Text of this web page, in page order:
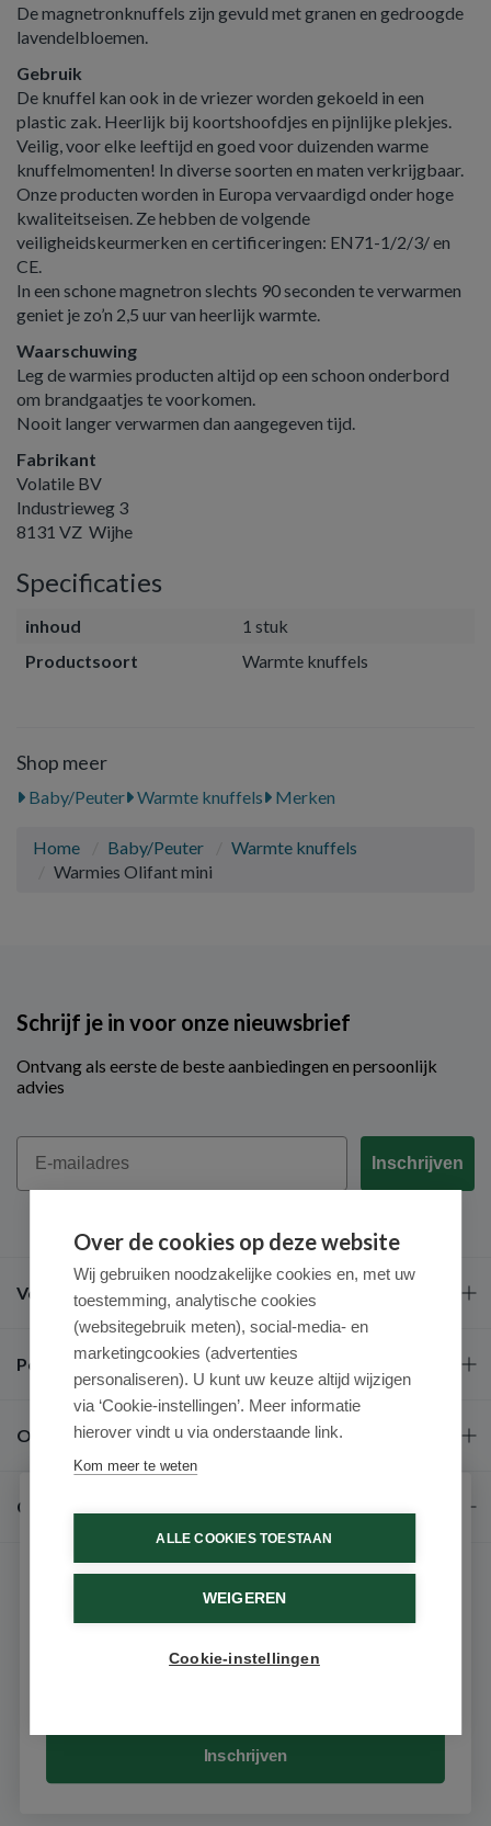
De magnetronknuffels zijn gevuld met granen en gedroogde
lavendelbloemen.
Gebruik
De knuffel kan ook in de vriezer worden gekoeld in een
plastic zak. Heerlijk bij koortshoofdjes en pijnlijke plekjes.
Veilig, voor elke leeftijd en goed voor duizenden warme
knuffelmomenten! In diverse soorten en maten verkrijgbaar.
Onze producten worden in Europa vervaardigd onder hoge
kwaliteitseisen. Ze hebben de volgende
veiligheidskeurmerken en certificeringen: EN71-1/2/3/ en
CE.
In een schone magnetron slechts 90 seconden te verwarmen
geniet je zo’n 2,5 uur van heerlijk warmte.
Waarschuwing
Leg de warmies producten altijd op een schoon onderbord
om brandgaatjes te voorkomen.
Nooit langer verwarmen dan aangegeven tijd.
Fabrikant
Volatile BV
Industrieweg 3
8131 VZ Wijhe
Specificaties
inhoud
1 stuk
Productsoort
Warmte knuffels
Shop meer
Baby/Peuter Warmte knuffels Merken
Home Baby/Peuter
Warmte knuffels
Warmies Olifant mini
Schrijf je in voor onze nieuwsbrief
Ontvang als eerste de beste aanbiedingen en persoonlijk
advies
Email
Inschrijven
Veel gestelde vragen
Populaire merken
Over ons
Contact
9.6 / 10 (531 beoordelingen)
Over de cookies op deze website
Wij gebruiken noodzakelijke cookies en, met uw
toestemming, analytische cookies
(websitegebruik meten), social-media- en
marketingcookies (advertenties
personaliseren). U kunt uw keuze altijd wijzigen
via ‘Cookie-instellingen’. Meer informatie
hierover vindt u via onderstaande link.
Kom meer te weten
ALLE COOKIES TOESTAAN
WEIGEREN
Cookie-instellingen
Schrijf je in voor onze nieuwsbrief
Ontvang als eerste de beste aanbiedingen en persoonlijk
advies
Inschrijven